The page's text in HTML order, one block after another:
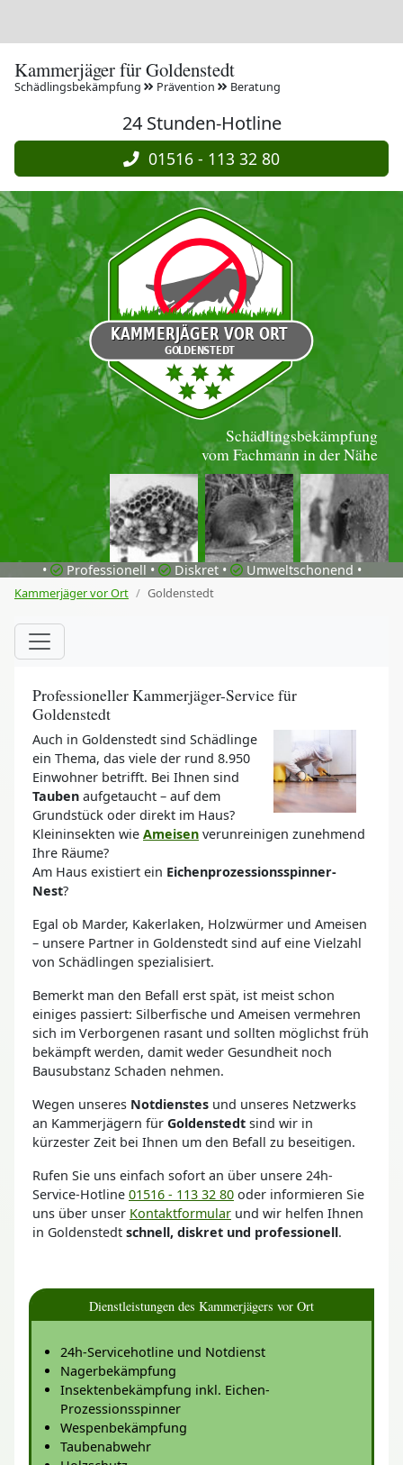
Kammerjäger für Goldenstedt
Schädlingsbekämpfung Prävention Beratung
24 Stunden-Hotline
01516 - 113 32 80
Schädlingsbekämpfung
vom Fachmann in der Nähe
• Professionell • Diskret • Umweltschonend •
Kammerjäger vor Ort Goldenstedt
Professioneller Kammerjäger-Service für
Goldenstedt
Auch in Goldenstedt sind Schädlinge
ein Thema, das viele der rund 8.950
Einwohner betrifft. Bei Ihnen sind
Tauben aufgetaucht – auf dem
Grundstück oder direkt im Haus?
Kleininsekten wie Ameisen verunreinigen zunehmend
Ihre Räume?
Am Haus existiert ein Eichenprozessionsspinner-
Nest?
Egal ob Marder, Kakerlaken, Holzwürmer und Ameisen
– unsere Partner in Goldenstedt sind auf eine Vielzahl
von Schädlingen spezialisiert.
Bemerkt man den Befall erst spät, ist meist schon
einiges passiert: Silberfische und Ameisen vermehren
sich im Verborgenen rasant und sollten möglichst früh
bekämpft werden, damit weder Gesundheit noch
Bausubstanz Schaden nehmen.
Wegen unseres Notdienstes und unseres Netzwerks
an Kammerjägern für Goldenstedt sind wir in
kürzester Zeit bei Ihnen um den Befall zu beseitigen.
Rufen Sie uns einfach sofort an über unsere 24h-
Service-Hotline 01516 - 113 32 80 oder informieren Sie
uns über unser Kontaktformular und wir helfen Ihnen
in Goldenstedt schnell, diskret und professionell.
Dienstleistungen des Kammerjägers vor Ort
24h-Servicehotline und Notdienst
Nagerbekämpfung
Insektenbekämpfung inkl. Eichen-
Prozessionsspinner
Wespenbekämpfung
Taubenabwehr